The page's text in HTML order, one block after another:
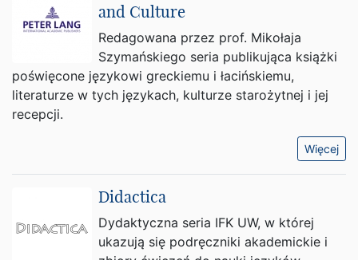
and Culture
Redagowana przez prof. Mikołaja
Szymańskiego seria publikująca książki
poświęcone językowi greckiemu i łacińskiemu,
literaturze w tych językach, kulturze starożytnej i jej
recepcji.
Więcej
Didactica
Dydaktyczna seria IFK UW, w której
ukazują się podręczniki akademickie i